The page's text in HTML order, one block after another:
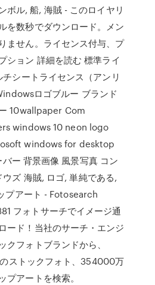
ボル, 船, 海賊 - このロイヤリ
を数秒でダウンロード。メン
ません。ライセンス付与、プ
ション 詳細を読む 標準ライ
シートライセンス（アンリ
ロゴブルー ブランド
10wallpaper Com
windows 10 neon logo
windows for desktop
ー 背景画像 風景写真 コン
ズ 海賊, ロゴ, 単純である,
プアート - Fotosearch
フォトサーチでイメージ通
ード！当社のサーチ・エンジ
クフォトブランドから、
ストックフォト、354000万
プアートを検索。